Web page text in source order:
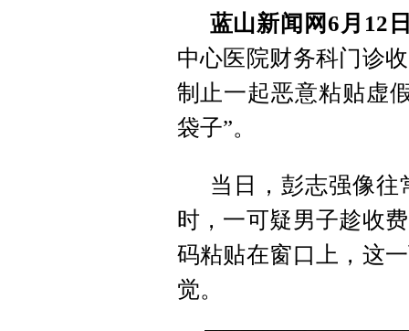
蓝山新闻网6月12
中心医院财务科门诊
制止一起恶意粘贴虚
袋子”。
当日，彭志强像
时，一可疑男子趁收
码粘贴在窗口上，这
觉。